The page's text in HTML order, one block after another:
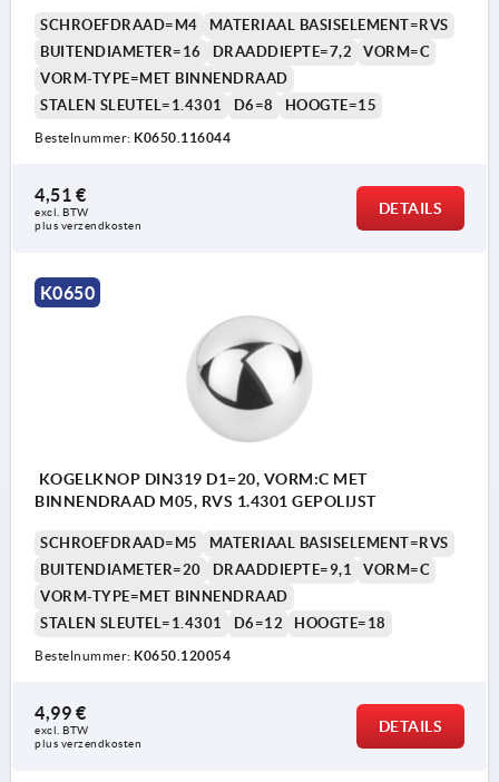
Vorm C: schroefdraad
SCHROEFDRAAD=M4
MATERIAAL BASISELEMENT=RVS
BUITENDIAMETER=16
DRAADDIEPTE=7,2
VORM=C
VORM-TYPE=MET BINNENDRAAD
STALEN SLEUTEL=1.4301
D6=8 HOOGTE=15
Bestelnummer: K0650.116044
4,51 €
excl. BTW
plus verzendkosten
DETAILS
K0650
KOGELKNOP DIN319 D1=20, VORM:C MET
BINNENDRAAD M05, RVS 1.4301 GEPOLIJST
SCHROEFDRAAD=M5
MATERIAAL BASISELEMENT=RVS
BUITENDIAMETER=20
DRAADDIEPTE=9,1
VORM=C
VORM-TYPE=MET BINNENDRAAD
STALEN SLEUTEL=1.4301
D6=12 HOOGTE=18
Bestelnummer: K0650.120054
4,99 €
excl. BTW
plus verzendkosten
DETAILS